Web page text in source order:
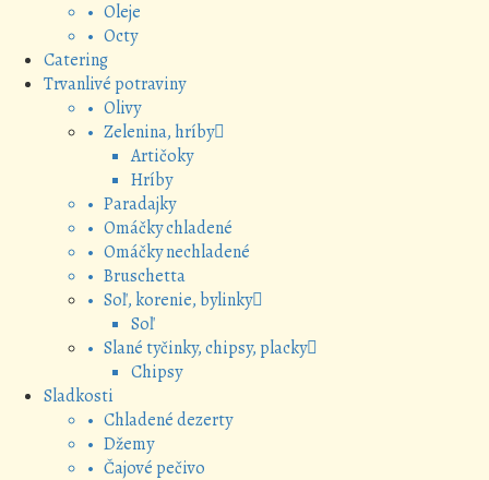
• Oleje
• Octy
Catering
Trvanlivé potraviny
• Olivy
• Zelenina, hríby
Artičoky
Hríby
• Paradajky
• Omáčky chladené
• Omáčky nechladené
• Bruschetta
• Soľ, korenie, bylinky
Soľ
• Slané tyčinky, chipsy, placky
Chipsy
Sladkosti
• Chladené dezerty
• Džemy
• Čajové pečivo